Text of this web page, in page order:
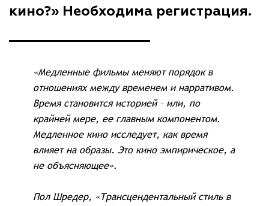
кино?» Необходима регистрация.
«Медленные фильмы меняют порядок в
отношениях между временем и нарративом.
Время становится историей – или, по
крайней мере, ее главным компонентом.
Медленное кино исследует, как время
влияет на образы. Это кино эмпирическое, а
не объясняющее».
Пол Шредер, «Трансцендентальный стиль в